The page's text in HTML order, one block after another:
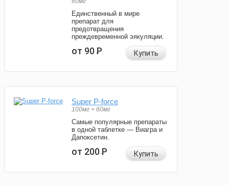
Единственный в мире
препарат для
предотвращения
преждевременной эякуляции.
от 90Р Купить
Super P-force
100мг + 60мг
Самые популярные препараты
в одной таблетке — Виагра и
Дапоксетин.
от 200Р Купить